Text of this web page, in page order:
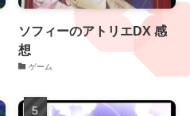
ソフィーのアトリエDX 感
想
ゲーム